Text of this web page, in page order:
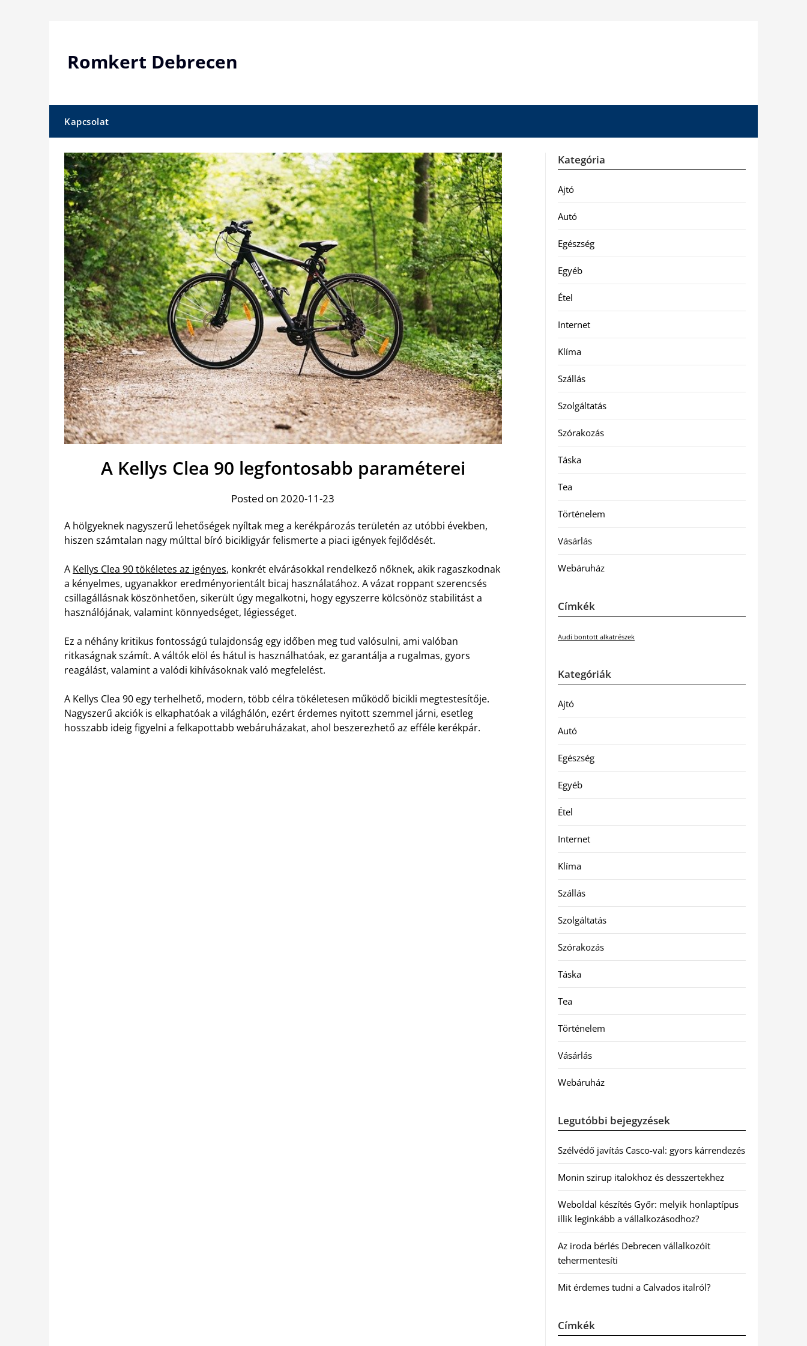
Romkert Debrecen
Kapcsolat
A Kellys Clea 90 legfontosabb paraméterei
Posted on 2020-11-23
A hölgyeknek nagyszerű lehetőségek nyíltak meg a kerékpározás területén az utóbbi években,
hiszen számtalan nagy múlttal bíró bicikligyár felismerte a piaci igények fejlődését.
A Kellys Clea 90 tökéletes az igényes, konkrét elvárásokkal rendelkező nőknek, akik ragaszkodnak
a kényelmes, ugyanakkor eredményorientált bicaj használatához. A vázat roppant szerencsés
csillagállásnak köszönhetően, sikerült úgy megalkotni, hogy egyszerre kölcsönöz stabilitást a
használójának, valamint könnyedséget, légiességet.
Ez a néhány kritikus fontosságú tulajdonság egy időben meg tud valósulni, ami valóban
ritkaságnak számít. A váltók elöl és hátul is használhatóak, ez garantálja a rugalmas, gyors
reagálást, valamint a valódi kihívásoknak való megfelelést.
A Kellys Clea 90 egy terhelhető, modern, több célra tökéletesen működő bicikli megtestesítője.
Nagyszerű akciók is elkaphatóak a világhálón, ezért érdemes nyitott szemmel járni, esetleg
hosszabb ideig figyelni a felkapottabb webáruházakat, ahol beszerezhető az efféle kerékpár.
Kategória
Ajtó
Autó
Egészség
Egyéb
Étel
Internet
Klíma
Szállás
Szolgáltatás
Szórakozás
Táska
Tea
Történelem
Vásárlás
Webáruház
Címkék
Audi bontott alkatrészek
Kategóriák
Ajtó
Autó
Egészség
Egyéb
Étel
Internet
Klíma
Szállás
Szolgáltatás
Szórakozás
Táska
Tea
Történelem
Vásárlás
Webáruház
Legutóbbi bejegyzések
Szélvédő javítás Casco-val: gyors kárrendezés
Monin szirup italokhoz és desszertekhez
Weboldal készítés Győr: melyik honlaptípus
illik leginkább a vállalkozásodhoz?
Az iroda bérlés Debrecen vállalkozóit
tehermentesíti
Mit érdemes tudni a Calvados italról?
Címkék